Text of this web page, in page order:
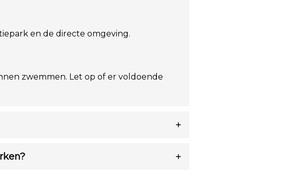
en de directe omgeving.
zwemmen. Let op of er voldoende